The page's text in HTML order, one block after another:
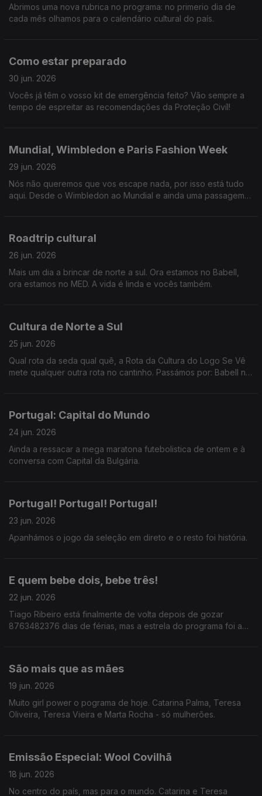
Abrimos uma nova rubrica no programa: no primerio dia de
cada mês olhamos para o calendário cultural do país.
Como estar preparado
30 jun. 2026
Vocês já têm o vosso kit de emergência feito? Vão sempre a
tempo de espreitar as recomendações da Proteção Civíl!
Mundial, Wimbledon e Paris Fashion Week
29 jun. 2026
Nós não queremos que vos escape nada, por isso está tudo
aqui. Desde o Wimbledon ao Mundial e ainda uma passagem
Roadtrip cultural
26 jun. 2026
Mais um dia a brincar de norte a sul. Ora estamos no Babell,
ora estamos no MED. A vida é linda e vocês também.
Cultura de Norte a Sul
25 jun. 2026
Qual rota da seda qual quê, a Rota da Cultura do Logo Se Vê
mete qualquer outra rota no cantinho. Passámos por: Babell no
Portugal: Capital do Mundo
24 jun. 2026
Ainda a ressacar a mega maratona futebolistica de ontem e à
conversa com Capital da Bulgária.
Portugal! Portugal! Portugal!
23 jun. 2026
Apanhámos o jogo da seleção em direto e o resto foi história.
E quem bebe dois, bebe três!
22 jun. 2026
Tiago Ribeiro está finalmente de volta depois de gozar
8763482376 dias de férias, mas a estrela do programa foi a
São mais que as mães
19 jun. 2026
Muito girl power o pograma de hoje. Catarina Palma, Teresa
Oliveira, Teresa Vieira e Marta Rocha - só mulherões.
Emissão Especial: Wool Covilhã
18 jun. 2026
No centro do país, mas para o mundo. Catarina e Teresa